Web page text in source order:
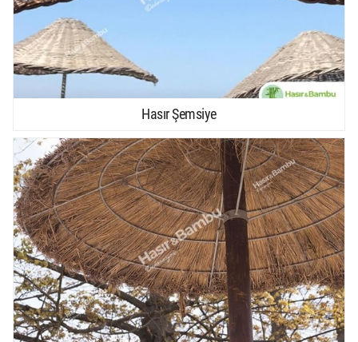
Hasır Şemsiye